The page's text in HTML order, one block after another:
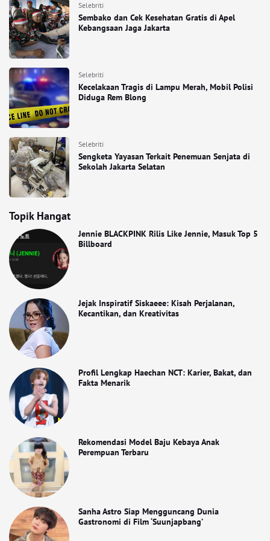
Selebriti
Sembako dan Cek Kesehatan Gratis di Apel
Kebangsaan Jaga Jakarta
Selebriti
Kecelakaan Tragis di Lampu Merah, Mobil Polisi
Diduga Rem Blong
Selebriti
Sengketa Yayasan Terkait Penemuan Senjata di
Sekolah Jakarta Selatan
Topik Hangat
Jennie BLACKPINK Rilis Like Jennie, Masuk Top 5
Billboard
Jejak Inspiratif Siskaeee: Kisah Perjalanan,
Kecantikan, dan Kreativitas
Profil Lengkap Haechan NCT: Karier, Bakat, dan
Fakta Menarik
Rekomendasi Model Baju Kebaya Anak
Perempuan Terbaru
Sanha Astro Siap Mengguncang Dunia
Gastronomi di Film ‘Suunjapbang’